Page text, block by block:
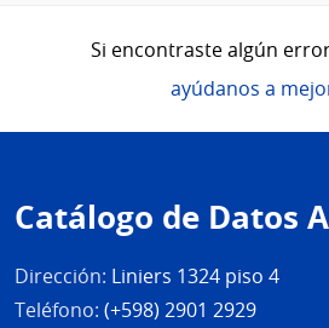
Si encontraste algún
ayúdanos a
de
página
Catálogo de Datos
Dirección: Liniers 1324 piso 4
Teléfono: (+598) 2901 2929